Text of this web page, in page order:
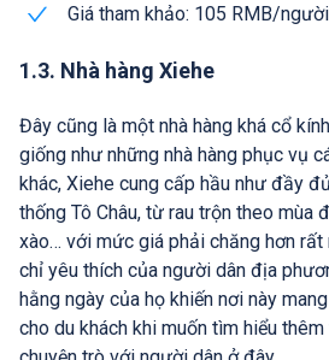
Giá tham khảo: 105 RMB/người
1.3. Nhà hàng Xiehe
Đây cũng là một nhà hàng khá cổ
giống như những nhà hàng phục vụ
khác, Xiehe cung cấp hầu như đầy
thống Tô Châu, từ rau trộn theo mùa
xào… với mức giá phải chăng hơn rất
chỉ yêu thích của người dân địa
hằng ngày của họ khiến nơi này
cho du khách khi muốn tìm hiểu